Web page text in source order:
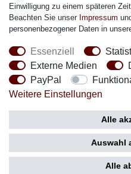
Social Media
Zahlung
Einwilligung zu einem späteren
Beachten Sie unser Impressum
personenbezogener Daten in
Essenziell
Externe Medien
PayPal
Weitere Einstellungen
Alle
Auswahl
Alle